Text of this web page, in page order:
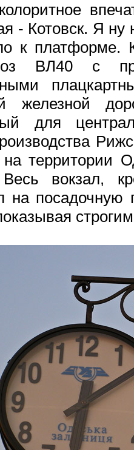
- Котовск. Я ну
к платформе.
ВЛ40 с
железной
для
территории
Весь вокзал,
на посадочную